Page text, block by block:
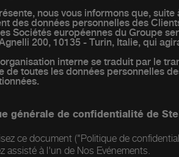
nous vous informons que,
des données personnelles des
Sociétés européennes du Groupe
200, 10135 - Turin, Italie, qui
interne se traduit par le
de toutes les données personnelles
générale de confidentialité de
ce document ("Politique de
assisté à l'un de Nos Evénements.